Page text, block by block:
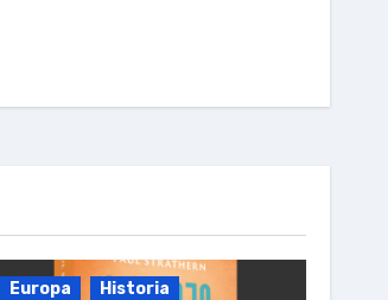
Europa
Historia